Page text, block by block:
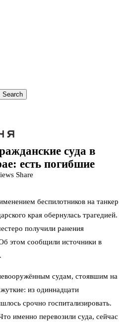
Search
суда в
есть погибшие
Share
беспилотников на танкер
края обернулась трагедией.
получили ранения
этом сообщили источники в
судам, стоявшим на
из одиннадцати
срочно госпитализировать.
именно перевозили суда, сейчас